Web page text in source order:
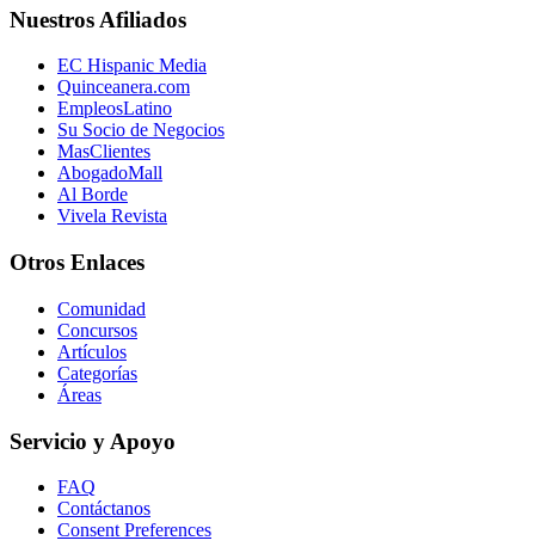
Nuestros Afiliados
EC Hispanic Media
Quinceanera.com
EmpleosLatino
Su Socio de Negocios
MasClientes
AbogadoMall
Al Borde
Vivela Revista
Otros Enlaces
Comunidad
Concursos
Artículos
Categorías
Áreas
Servicio y Apoyo
FAQ
Contáctanos
Consent Preferences